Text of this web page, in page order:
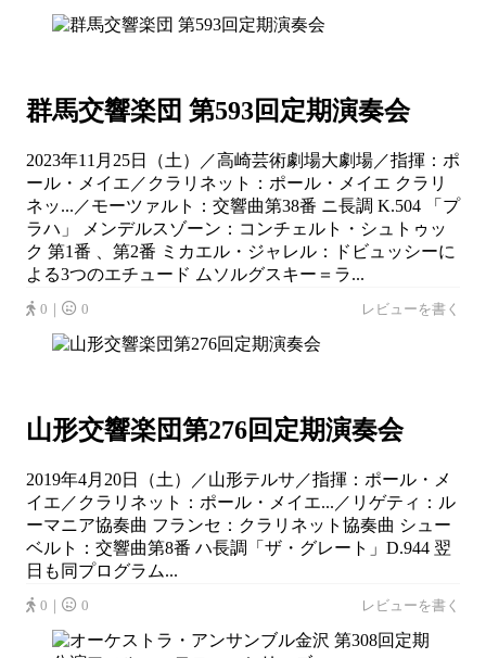
群馬交響楽団 第593回定期演奏会
2023年11月25日（土）／高崎芸術劇場大劇場／指揮：ポ
ール・メイエ／クラリネット：ポール・メイエ クラリ
ネッ...／モーツァルト：交響曲第38番 ニ長調 K.504 「プ
ラハ」 メンデルスゾーン：コンチェルト・シュトゥッ
ク 第1番 、第2番 ミカエル・ジャレル：ドビュッシーに
よる3つのエチュード ムソルグスキー＝ラ...
0｜ 0 レビューを書く
山形交響楽団第276回定期演奏会
2019年4月20日（土）／山形テルサ／指揮：ポール・メ
イエ／クラリネット：ポール・メイエ...／リゲティ：ル
ーマニア協奏曲 フランセ：クラリネット協奏曲 シュー
ベルト：交響曲第8番 ハ長調「ザ・グレート」D.944 翌
日も同プログラム...
0｜ 0 レビューを書く